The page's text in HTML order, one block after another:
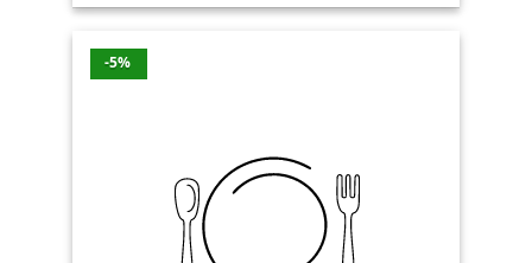
-5%